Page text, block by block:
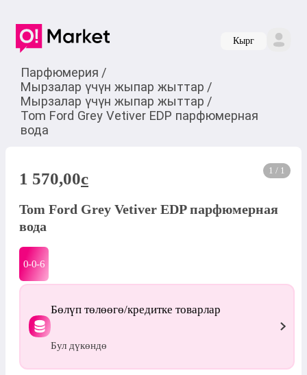
Кырг
Парфюмерия /
Мырзалар үчүн жыпар жыттар /
Мырзалар үчүн жыпар жыттар /
Tom Ford Grey Vetiver EDP парфюмерная
вода
1 / 1
1 570,00c
Tom Ford Grey Vetiver EDP парфюмерная
вода
0-0-6
Бөлүп төлөөгө/кредитке товарлар
Бул дүкөндө